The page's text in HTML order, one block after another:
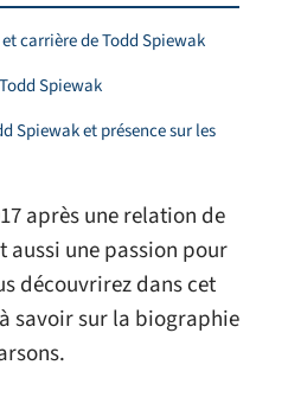
carrière de Todd Spiewak
Spiewak
Spiewak et présence sur les
après une relation de
aussi une passion pour
découvrirez dans cet
savoir sur la biographie